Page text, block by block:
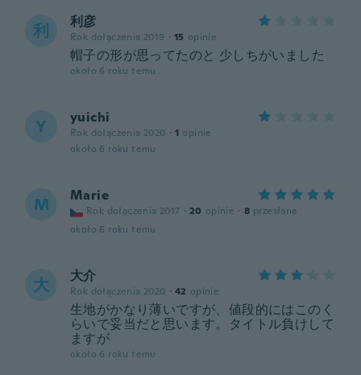
利 利彦
Rok dołączenia 2019 · 15 opinie
帽子の形が思ってたのと 少しちがいました
około 6 roku temu
Y yuichi
Rok dołączenia 2020 · 1 opinie
około 6 roku temu
M Marie
Rok dołączenia 2017 · 20 opinie · 8 przesłane
około 6 roku temu
大 大介
Rok dołączenia 2020 · 42 opinie
生地がかなり薄いですが、値段的にはこのく
らいで妥当だと思います。タイトル負けして
ますが
około 6 roku temu